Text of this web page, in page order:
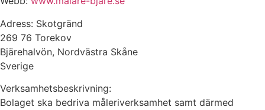
Adress: Skotgränd
269 76 Torekov
Bjärehalvön, Nordvästra Skåne
Sverige
Verksamhetsbeskrivning:
Bolaget ska bedriva måleriverksamhet samt därmed